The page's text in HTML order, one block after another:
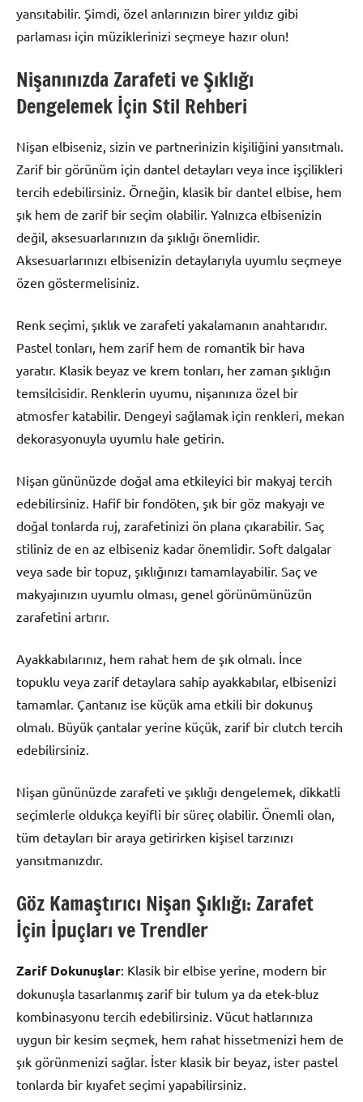
yansıtabilir. Şimdi, özel anlarınızın birer yıldız gibi
parlaması için müziklerinizi seçmeye hazır olun!
Nişanınızda Zarafeti ve Şıklığı
Dengelemek İçin Stil Rehberi
Nişan elbiseniz, sizin ve partnerinizin kişiliğini yansıtmalı.
Zarif bir görünüm için dantel detayları veya ince işçilikleri
tercih edebilirsiniz. Örneğin, klasik bir dantel elbise, hem
şık hem de zarif bir seçim olabilir. Yalnızca elbisenizin
değil, aksesuarlarınızın da şıklığı önemlidir.
Aksesuarlarınızı elbisenizin detaylarıyla uyumlu seçmeye
özen göstermelisiniz.
Renk seçimi, şıklık ve zarafeti yakalamanın anahtarıdır.
Pastel tonları, hem zarif hem de romantik bir hava
yaratır. Klasik beyaz ve krem tonları, her zaman şıklığın
temsilcisidir. Renklerin uyumu, nişanınıza özel bir
atmosfer katabilir. Dengeyi sağlamak için renkleri, mekan
dekorasyonuyla uyumlu hale getirin.
Nişan gününüzde doğal ama etkileyici bir makyaj tercih
edebilirsiniz. Hafif bir fondöten, şık bir göz makyajı ve
doğal tonlarda ruj, zarafetinizi ön plana çıkarabilir. Saç
stiliniz de en az elbiseniz kadar önemlidir. Soft dalgalar
veya sade bir topuz, şıklığınızı tamamlayabilir. Saç ve
makyajınızın uyumlu olması, genel görünümünüzün
zarafetini artırır.
Ayakkabılarınız, hem rahat hem de şık olmalı. İnce
topuklu veya zarif detaylara sahip ayakkabılar, elbisenizi
tamamlar. Çantanız ise küçük ama etkili bir dokunuş
olmalı. Büyük çantalar yerine küçük, zarif bir clutch tercih
edebilirsiniz.
Nişan gününüzde zarafeti ve şıklığı dengelemek, dikkatli
seçimlerle oldukça keyifli bir süreç olabilir. Önemli olan,
tüm detayları bir araya getirirken kişisel tarzınızı
yansıtmanızdır.
Göz Kamaştırıcı Nişan Şıklığı: Zarafet
İçin İpuçları ve Trendler
Zarif Dokunuşlar: Klasik bir elbise yerine, modern bir
dokunuşla tasarlanmış zarif bir tulum ya da etek-bluz
kombinasyonu tercih edebilirsiniz. Vücut hatlarınıza
uygun bir kesim seçmek, hem rahat hissetmenizi hem de
şık görünmenizi sağlar. İster klasik bir beyaz, ister pastel
tonlarda bir kıyafet seçimi yapabilirsiniz.